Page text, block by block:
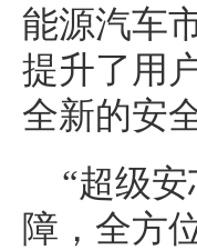
能源汽车
提升了用
全新的安
“超级
障，全方